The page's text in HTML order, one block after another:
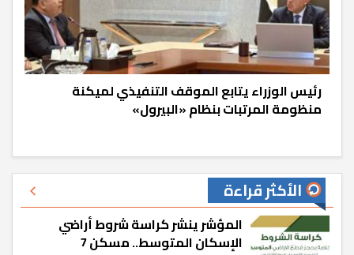
رئيس الوزراء يتابع الموقف التنفيذي لميكنة
منظومة المرتبات بنظام «البيرول»
الأكثر قراءة
المؤشر ينشر كراسة شروط أراضي
الإسكان المتوسط.. مسكن 7